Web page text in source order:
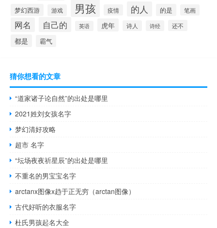
梦幻西游 游戏 男孩 疫情 的人 的是 笔画
网名 自己的 英语 虎年 诗人 诗经 还不
都是 霸气
猜你想看的文章
“道家诸子论自然”的出处是哪里
2021姓刘女孩名字
梦幻清好攻略
超市 名字
“坛场夜夜祈星辰”的出处是哪里
不重名的男宝宝名字
arctanx图像x趋于正无穷（arctan图像）
古代好听的衣服名字
杜氏男孩起名大全